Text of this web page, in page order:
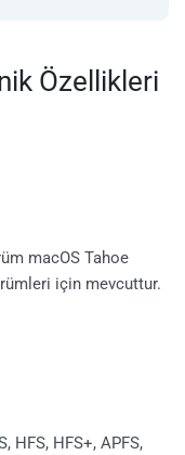
Özellikleri
macOS Tahoe
için mevcuttur.
HFS, HFS+, APFS,